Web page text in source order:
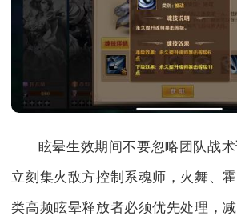
眩晕生效期间不要忽略团队战
立刻集火敌方控制系魂师，火舞、
类高频眩晕释放者必须优先处理，